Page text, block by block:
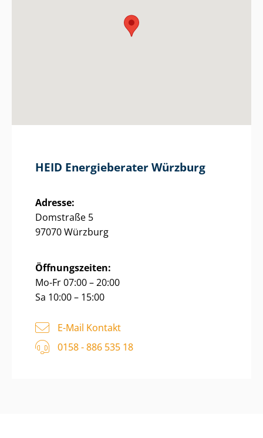
HEID Energieberater Würzburg
Adresse:
Domstraße 5
97070 Würzburg
Öffnungszeiten:
Mo-Fr 07:00 – 20:00
Sa 10:00 – 15:00
E-Mail Kontakt
0158 - 886 535 18